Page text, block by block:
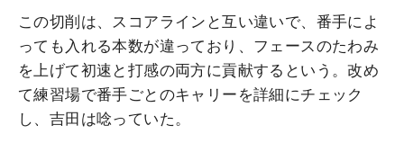
この切削は、スコアラインと互い違いで、番手によ
っても入れる本数が違っており、フェースのたわみ
を上げて初速と打感の両方に貢献するという。改め
て練習場で番手ごとのキャリーを詳細にチェック
し、吉田は唸っていた。